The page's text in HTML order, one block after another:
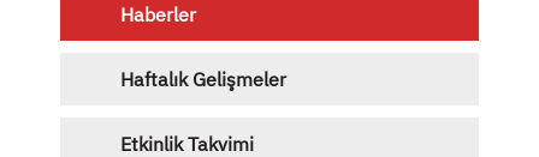
Haberler
Haftalık Gelişmeler
Etkinlik Takvimi